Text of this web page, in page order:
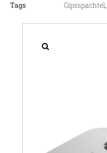
Tags
Gipsspachtel,